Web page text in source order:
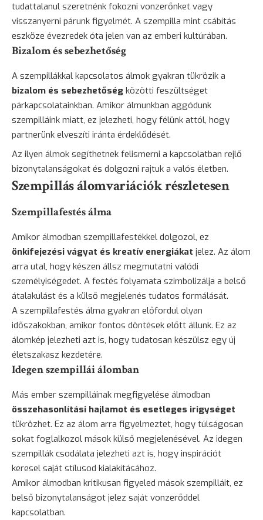
tudattalanul szeretnénk fokozni vonzerőnket vagy
visszanyerni párunk figyelmét. A szempilla mint csábítás
eszköze évezredek óta jelen van az emberi kultúrában.
Bizalom és sebezhetőség
A szempillákkal kapcsolatos álmok gyakran tükrözik a
bizalom és sebezhetőség közötti feszültséget
párkapcsolatainkban. Amikor álmunkban aggódunk
szempilláink miatt, ez jelezheti, hogy félünk attól, hogy
partnerünk elveszíti iránta érdeklődését.
Az ilyen álmok segíthetnek felismerni a kapcsolatban rejlő
bizonytalanságokat és dolgozni rajtuk a valós életben.
Szempillás álomvariációk részletesen
Szempillafestés álma
Amikor álmodban szempillafestékkel dolgozol, ez
önkifejezési vágyat és kreatív energiákat jelez. Az álom
arra utal, hogy készen állsz megmutatni valódi
személyiségedet. A festés folyamata szimbolizálja a belső
átalakulást és a külső megjelenés tudatos formálását.
A szempillafestés álma gyakran előfordul olyan
időszakokban, amikor fontos döntések előtt állunk. Ez az
álomkép jelezheti azt is, hogy tudatosan készülsz egy új
életszakasz kezdetére.
Idegen szempillái álomban
Más ember szempilláinak megfigyelése álmodban
összehasonlítási hajlamot és esetleges irigységet
tükrözhet. Ez az álom arra figyelmeztet, hogy túlságosan
sokat foglalkozol mások külső megjelenésével. Az idegen
szempillák csodálata jelezheti azt is, hogy inspirációt
keresel saját stílusod kialakításához.
Amikor álmodban kritikusan figyeled mások szempilláit, ez
belső bizonytalanságot jelez saját vonzerőddel
kapcsolatban.